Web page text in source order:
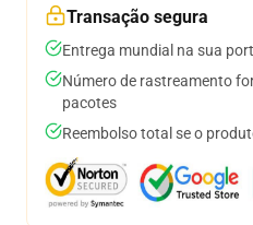
Transação segura
Entrega mundial na sua
Número de rastreamento
pacotes
Reembolso total se o